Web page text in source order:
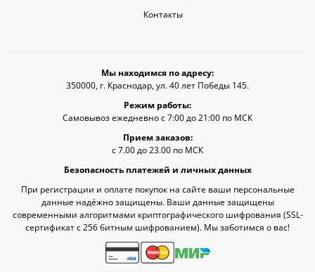
Контакты
Мы находимся по адресу:
350000, г. Краснодар, ул. 40 лет Победы 145.
Режим работы:
Самовывоз ежедневно с 7:00 до 21:00 по МСК
Прием заказов:
с 7.00 до 23.00 по МСК
Безопасность платежей и личных данных
При регистрации и оплате покупок на сайте ваши персональные
данные надёжно защищены. Ваши данные защищены
современными алгоритмами криптографического шифрования (SSL-
сертификат c 256 битным шифрованием). Мы заботимся о вас!